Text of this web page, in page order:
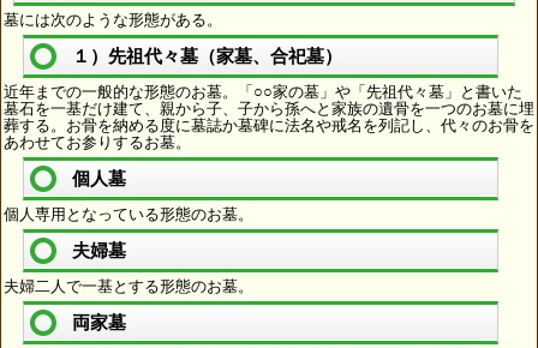
墓には次のような形態がある。
１）先祖代々墓（家墓、合祀墓）
近年までの一般的な形態のお墓。「○○家の墓」や「先祖代々墓」と書いた
墓石を一基だけ建て、親から子、子から孫へと家族の遺骨を一つのお墓に埋
葬する。お骨を納める度に墓誌か墓碑に法名や戒名を列記し、代々のお骨を
あわせてお参りするお墓。
個人墓
個人専用となっている形態のお墓。
夫婦墓
夫婦二人で一基とする形態のお墓。
両家墓